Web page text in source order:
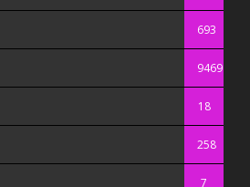
693
9469
18
258
7